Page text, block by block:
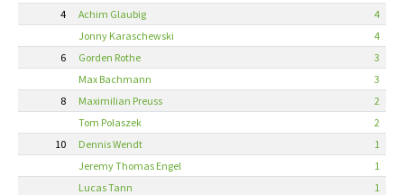
4
Achim Glaubig
4
Jonny Karaschewski
4
6
Gorden Rothe
3
Max Bachmann
3
8
Maximilian Preuss
2
Tom Polaszek
2
10
Dennis Wendt
1
Jeremy Thomas Engel
1
Lucas Tann
1